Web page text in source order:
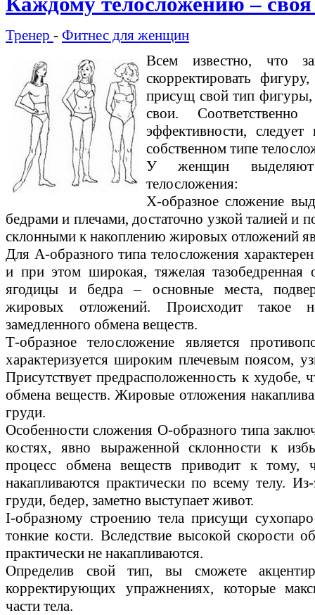
Тренер - Фитнес для женщин
Всем известно, что
скорректировать
присущ свой тип
свои.
эффективности,
собственном типе
У женщин выделяют
телосложения:
Х-образное сложение
бедрами и плечами, достаточно узкой талией
склонными к накоплению жировых отложений
Для А-образного типа телосложения
и при этом широкая, тяжелая тазобедренная
ягодицы и бедра – основные места,
жировых отложений. Происходит такое
замедленного обмена веществ.
Т-образное телосложение является
характеризуется широким плечевым поясом,
Присутствует предрасположенность к худобе,
обмена веществ. Жировые отложения
груди.
Особенности сложения О-образного типа
костях, явно выраженной склонности к
процесс обмена веществ приводит к тому,
накапливаются практически по всему телу.
груди, бедер, заметно выступает живот.
I-образному строению тела присущи
тонкие кости. Вследствие высокой скорости
практически не накапливаются.
Определив свой тип, вы сможете
корректирующих упражнениях, которые
части тела.